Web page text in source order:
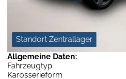
Standort Zentrallager
Allgemeine Daten:
Fahrzeugtyp
Karosserieform